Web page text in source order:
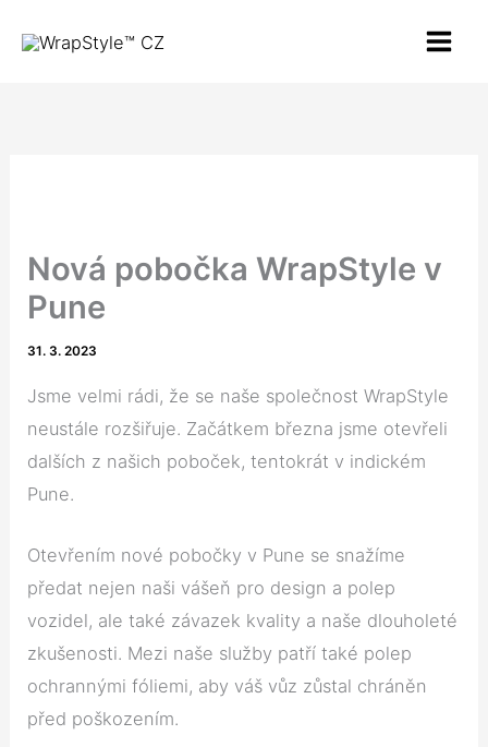
Nová pobočka WrapStyle v
Pune
31. 3. 2023
Jsme velmi rádi, že se naše společnost WrapStyle
neustále rozšiřuje. Začátkem března jsme otevřeli
dalších z našich poboček, tentokrát v indickém
Pune.
Otevřením nové pobočky v Pune se snažíme
předat nejen naši vášeň pro design a polep
vozidel, ale také závazek kvality a naše dlouholeté
zkušenosti. Mezi naše služby patří také polep
ochrannými fóliemi, aby váš vůz zůstal chráněn
před poškozením.